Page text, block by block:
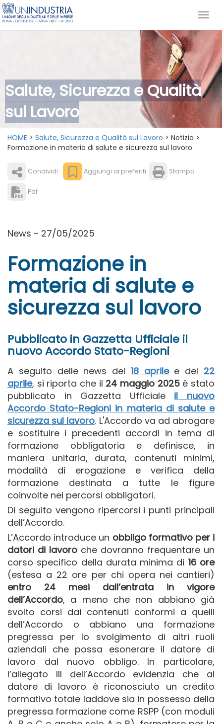
Salute, Sicurezza e Qualità
sul Lavoro
HOME > Salute, Sicurezza e Qualità sul Lavoro > Notizia >
Formazione in materia di salute e sicurezza sul lavoro
Condividi Aggiungi ai preferiti Stampa
Pdf
News - 27/05/2025
Formazione in
materia di salute e
sicurezza sul lavoro
Pubblicato in Gazzetta Ufficiale il
nuovo Accordo Stato-Regioni
A seguito delle news del 18 aprilee del 22
aprile, si riporta che il 24 maggio 2025è stato
pubblicato in Gazzetta Ufficiale il nuovo
Accordo Stato-Regioni in materia di salute e
sicurezza sul lavoro. L'Accordo va ad abrogare
e sostituire i precedenti accordi in tema di
formazione obbligatoria e definisce, in
maniera unitaria, durata, contenuti minimi,
modalità di erogazione e verifica della
formazione destinata a tutte le figure
coinvolte nei percorsi obbligatori.
Di seguito vengono ripercorsi i punti principali
dell’Accordo.
L’Accordo introduce un obbligo formativo per i
datori di lavoro che dovranno frequentare un
corso specifico della durata minima di 16 ore
(estesa a 22 ore per chi opera nei cantieri)
entro 24 mesi dall’entrata in vigore
dell’Accordo, a meno che non abbiano già
svolto corsi dai contenuti conformi a quelli
dell’Accordo o abbiano una formazione
pregressa per lo svolgimento di altri ruoli
aziendali che possa esonerare il datore di
lavoro dal nuovo obbligo. In particolare,
l’allegato III dell’Accordo evidenzia che al
datore di lavoro è riconosciuto un credito
formativo totale laddove sia in possesso della
pregressa formazione come RSPP (con moduli